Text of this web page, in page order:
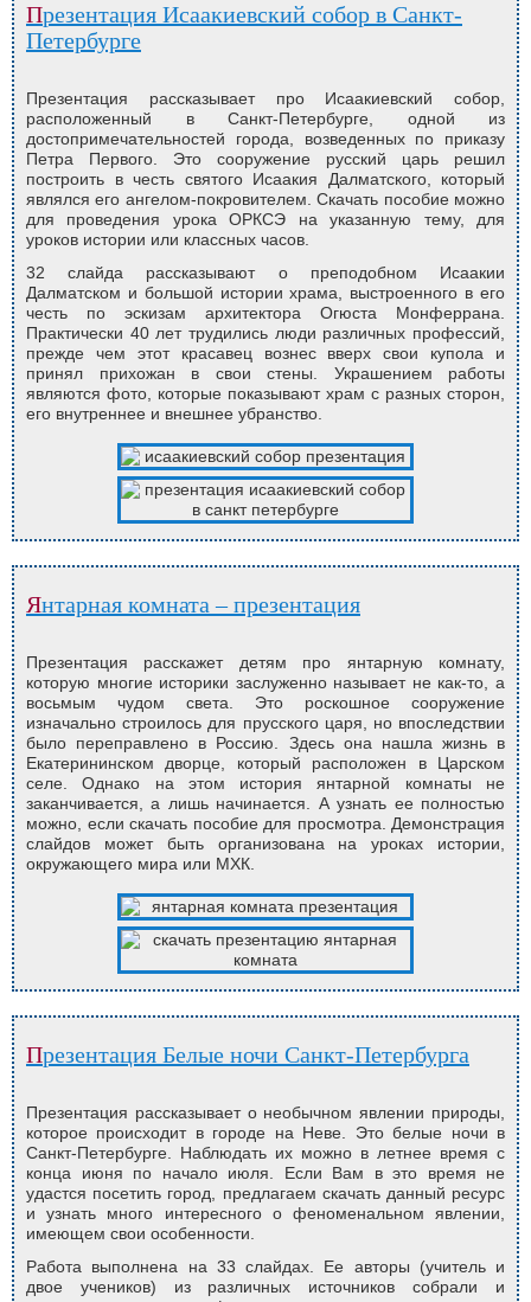
Презентация Исаакиевский собор в Санкт-
Петербурге
Презентация рассказывает про Исаакиевский собор,
расположенный в Санкт-Петербурге, одной из
достопримечательностей города, возведенных по приказу
Петра Первого. Это сооружение русский царь решил
построить в честь святого Исаакия Далматского, который
являлся его ангелом-покровителем. Скачать пособие можно
для проведения урока ОРКСЭ на указанную тему, для
уроков истории или классных часов.
32 слайда рассказывают о преподобном Исаакии
Далматском и большой истории храма, выстроенного в его
честь по эскизам архитектора Огюста Монферрана.
Практически 40 лет трудились люди различных профессий,
прежде чем этот красавец вознес вверх свои купола и
принял прихожан в свои стены. Украшением работы
являются фото, которые показывают храм с разных сторон,
его внутреннее и внешнее убранство.
Янтарная комната – презентация
Презентация расскажет детям про янтарную комнату,
которую многие историки заслуженно называет не как-то, а
восьмым чудом света. Это роскошное сооружение
изначально строилось для прусского царя, но впоследствии
было переправлено в Россию. Здесь она нашла жизнь в
Екатерининском дворце, который расположен в Царском
селе. Однако на этом история янтарной комнаты не
заканчивается, а лишь начинается. А узнать ее полностью
можно, если скачать пособие для просмотра. Демонстрация
слайдов может быть организована на уроках истории,
окружающего мира или МХК.
Презентация Белые ночи Санкт-Петербурга
Презентация рассказывает о необычном явлении природы,
которое происходит в городе на Неве. Это белые ночи в
Санкт-Петербурге. Наблюдать их можно в летнее время с
конца июня по начало июля. Если Вам в это время не
удастся посетить город, предлагаем скачать данный ресурс
и узнать много интересного о феноменальном явлении,
имеющем свои особенности.
Работа выполнена на 33 слайдах. Ее авторы (учитель и
двое учеников) из различных источников собрали и